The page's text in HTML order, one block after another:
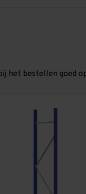
het bestellen goed